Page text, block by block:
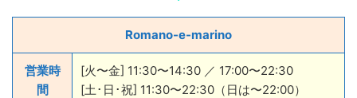
Romano-e-marino
営業時
間
[火〜金] 11:30〜14:30 ／ 17:00〜22:30
[土･日･祝] 11:30〜22:30（日は〜22:00）